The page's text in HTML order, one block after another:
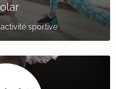
sportive